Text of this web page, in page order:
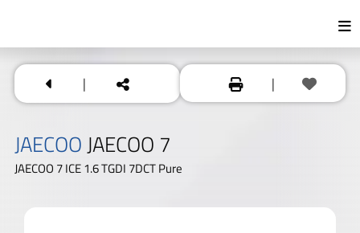
| |
JAECOOJAECOO 7
JAECOO 7 ICE 1.6 TGDI 7DCT Pure